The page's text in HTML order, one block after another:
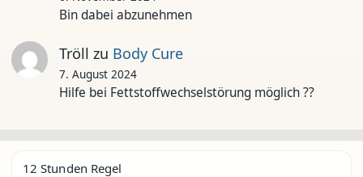
Bin dabei abzunehmen
Tröll zu Body Cure
7. August 2024
Hilfe bei Fettstoffwechselstörung möglich ??
12 Stunden Regel